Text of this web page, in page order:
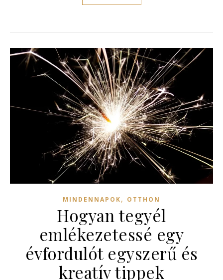
MINDENNAPOK, OTTHON
Hogyan tegyél
emlékezetessé egy
évfordulót egyszerű és
kreatív tippek